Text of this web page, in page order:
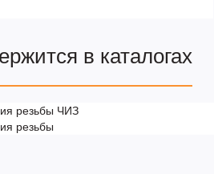
в каталогах
резьбы ЧИЗ
резьбы